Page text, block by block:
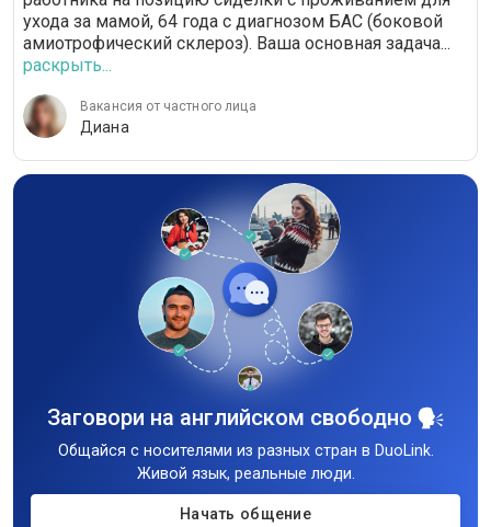
ухода за мамой, 64 года с диагнозом БАС (боковой
амиотрофический склероз). Ваша основная задача...
раскрыть...
Вакансия от частного лица
Диана
Заговори на английском свободно
Общайся с носителями из разных стран в DuoLink.
Живой язык, реальные люди.
Начать общение